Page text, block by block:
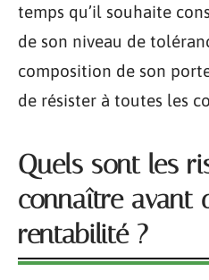
temps qu’il souhaite
de son niveau de
composition de son
de résister à toutes les
Quels sont les
connaître avant
rentabilité ?